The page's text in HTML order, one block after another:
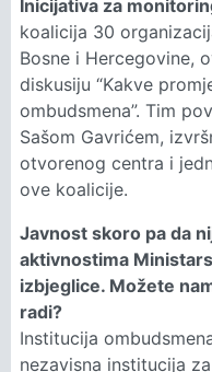
Inicijativa za
koalicija 30
Bosne i Hercegovine,
diskusiju “Kakve
ombudsmena”. Tim
Sašom Gavrićem,
otvorenog centra i
ove koalicije.
Javnost skoro pa da
aktivnostima
izbjeglice. Možete
radi?
Institucija
nezavisna institucija